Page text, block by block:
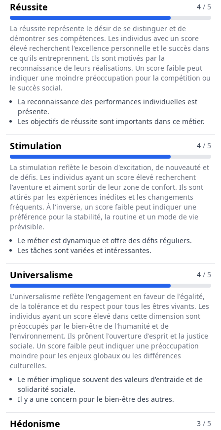
Réussite Pour Le Métier De Agent / Agente De
4 / 5
La réussite représente le désir de se distinguer et de
démontrer ses compétences. Les individus avec un score
élevé recherchent l'excellence personnelle et le succès dans
ce qu'ils entreprennent. Ils sont motivés par la
reconnaissance de leurs réalisations. Un score faible peut
indiquer une moindre préoccupation pour la compétition ou
le succès social.
La reconnaissance des performances individuelles est
présente.
Les objectifs de réussite sont importants dans ce métier.
Stimulation Pour Le Métier De Agent / Agente
4 / 5
La stimulation reflète le besoin d'excitation, de nouveauté et
de défis. Les individus ayant un score élevé recherchent
l'aventure et aiment sortir de leur zone de confort. Ils sont
attirés par les expériences inédites et les changements
fréquents. À l'inverse, un score faible peut indiquer une
préférence pour la stabilité, la routine et un mode de vie
prévisible.
Le métier est dynamique et offre des défis réguliers.
Les tâches sont variées et intéressantes.
Universalisme Pour Le Métier De Agent / 4 / 5
L'universalisme reflète l'engagement en faveur de l'égalité,
de la tolérance et du respect pour tous les êtres vivants. Les
individus ayant un score élevé dans cette dimension sont
préoccupés par le bien-être de l'humanité et de
l'environnement. Ils prônent l'ouverture d'esprit et la justice
sociale. Un score faible peut indiquer une préoccupation
moindre pour les enjeux globaux ou les différences
culturelles.
Le métier implique souvent des valeurs d'entraide et de
solidarité sociale.
Il y a une concern pour le bien-être des autres.
Hédonisme Pour Le Métier De Agent / Agente
3 / 5